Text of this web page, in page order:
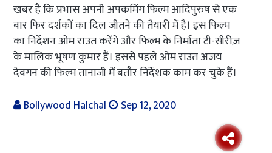
खबर है कि प्रभास अपनी अपकमिंग फिल्म आदिपुरुष से एक
बार फिर दर्शकों का दिल जीतने की तैयारी में है। इस फिल्म
का निर्देशन ओम राउत करेंगे और फिल्म के निर्माता टी-सीरीज़
के मालिक भूषण कुमार हैं। इससे पहले ओम राउत अजय
देवगन की फिल्म तानाजी में बतौर निर्देशक काम कर चुके हैं।
Bollywood Halchal
Sep 12, 2020